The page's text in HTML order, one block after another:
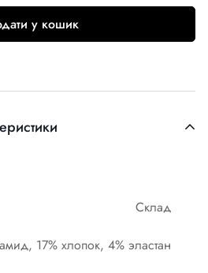
у кошик
Склад
17% хлопок, 4% эластан